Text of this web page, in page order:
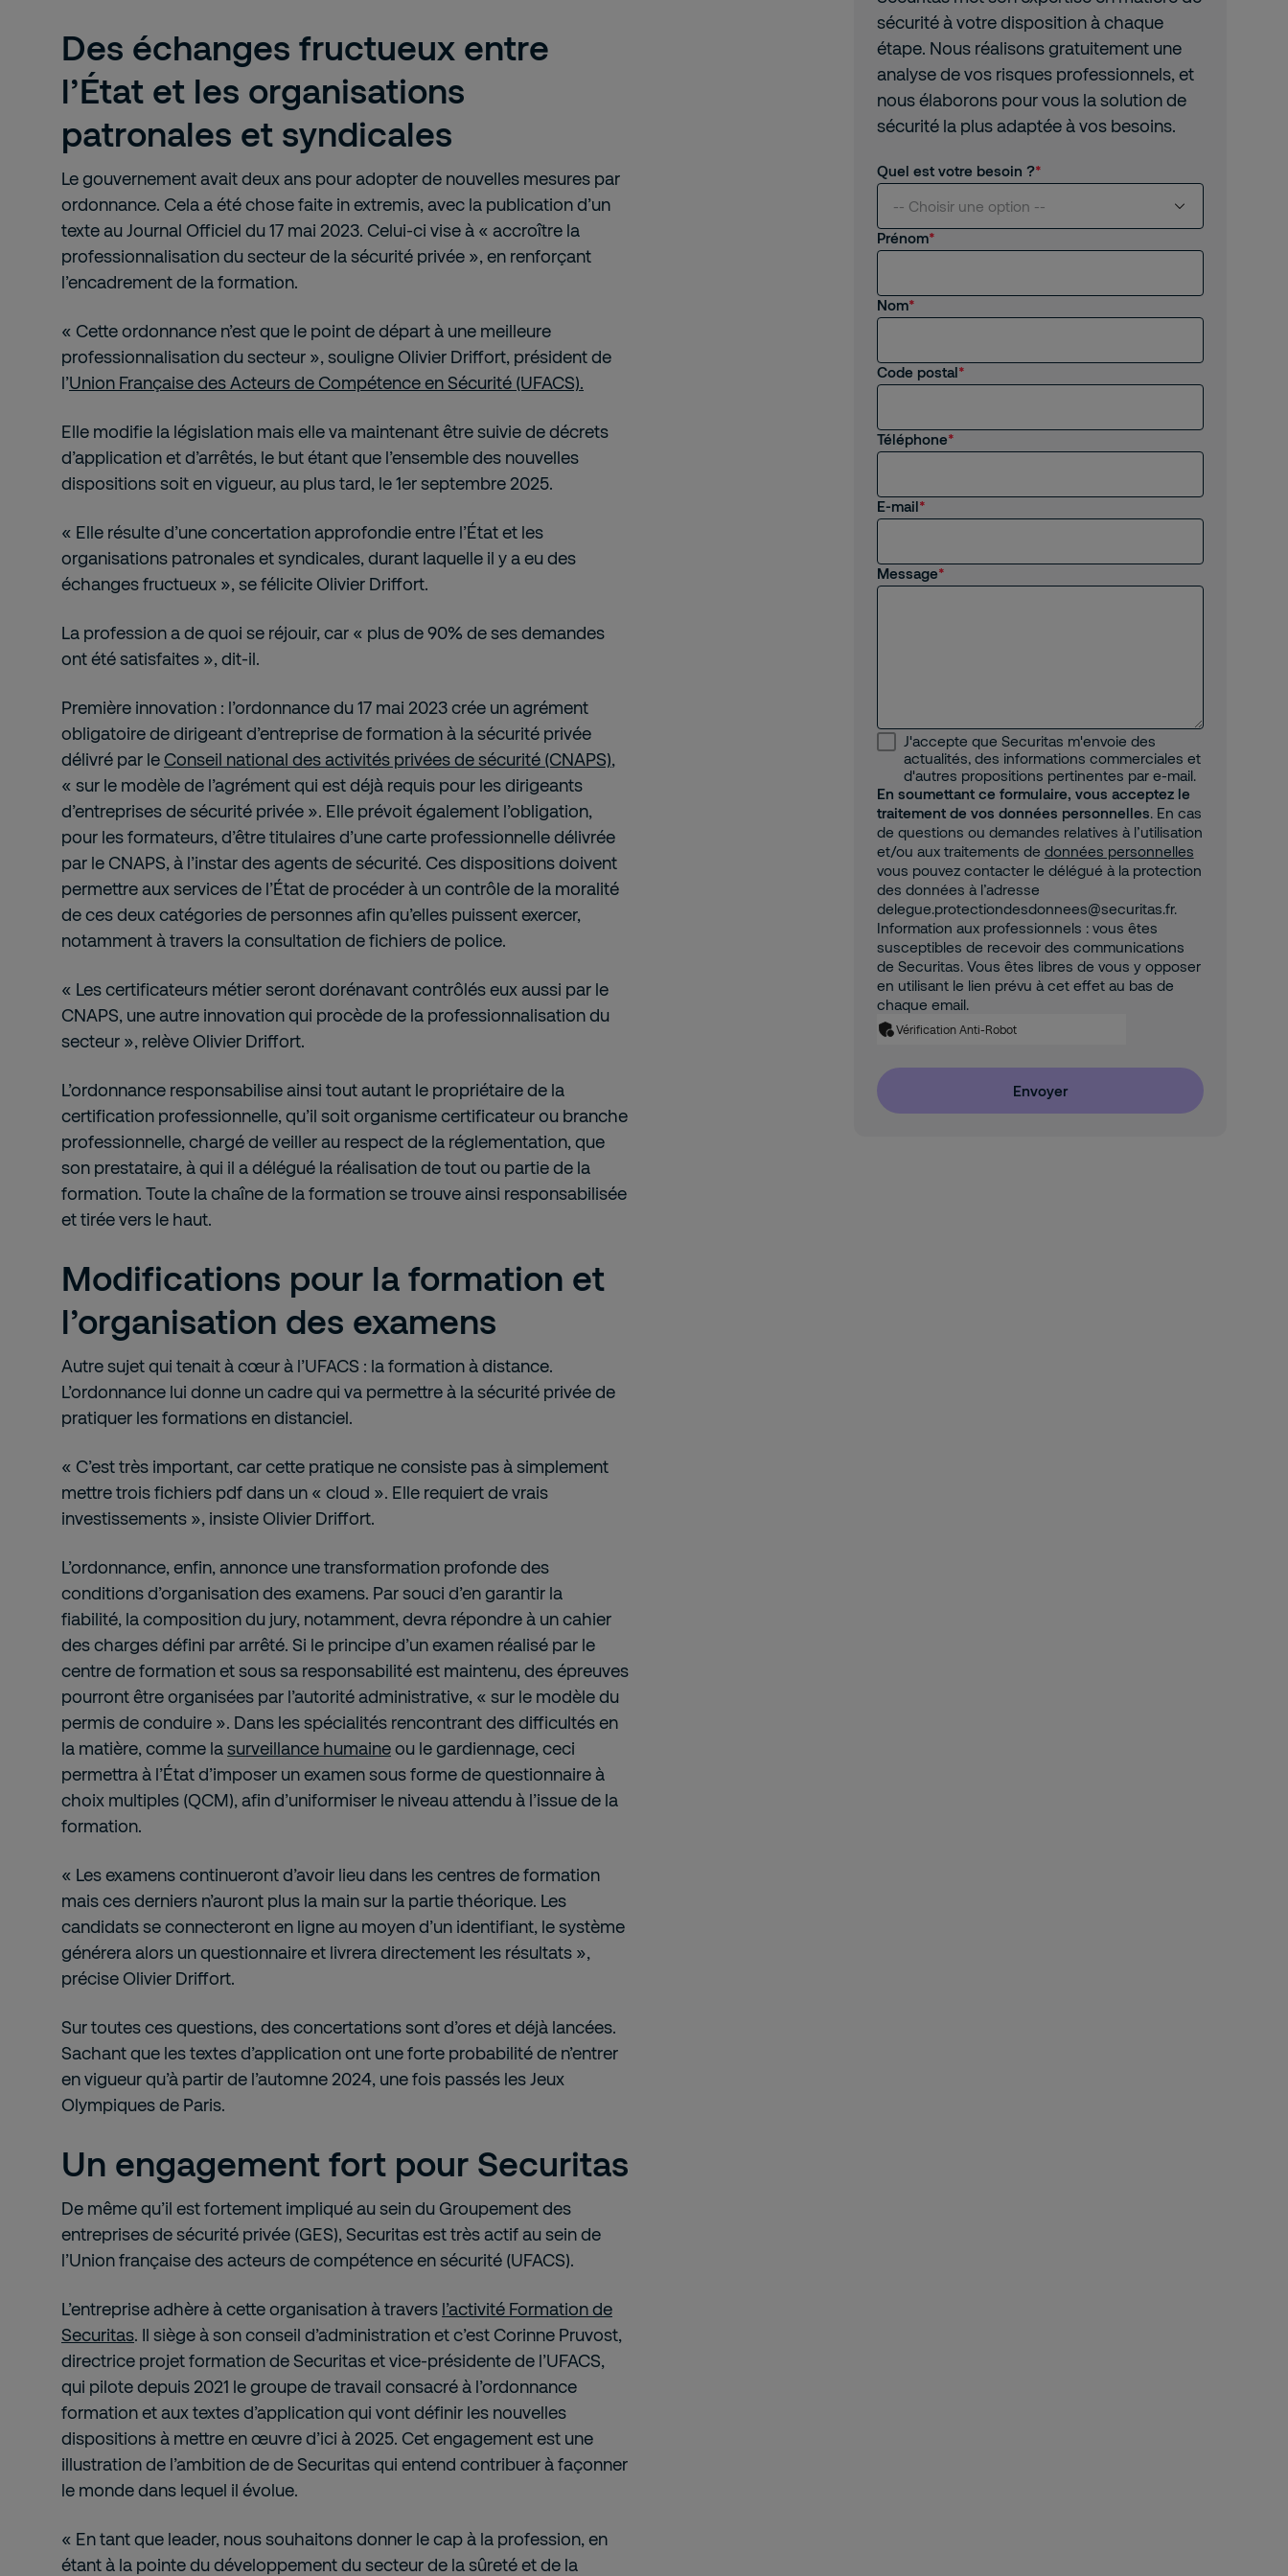
Des échanges fructueux entre
l’État et les organisations
patronales et syndicales
Le gouvernement avait deux ans pour adopter de nouvelles mesures par
ordonnance. Cela a été chose faite in extremis, avec la publication d’un
texte au Journal Officiel du 17 mai 2023. Celui-ci vise à « accroître la
professionnalisation du secteur de la sécurité privée », en renforçant
l’encadrement de la formation.
« Cette ordonnance n’est que le point de départ à une meilleure
professionnalisation du secteur », souligne Olivier Driffort, président de
l’Union Française des Acteurs de Compétence en Sécurité (UFACS).
Elle modifie la législation mais elle va maintenant être suivie de décrets
d’application et d’arrêtés, le but étant que l’ensemble des nouvelles
dispositions soit en vigueur, au plus tard, le 1er septembre 2025.
« Elle résulte d’une concertation approfondie entre l’État et les
organisations patronales et syndicales, durant laquelle il y a eu des
échanges fructueux », se félicite Olivier Driffort.
La profession a de quoi se réjouir, car « plus de 90% de ses demandes
ont été satisfaites », dit-il.
Première innovation : l’ordonnance du 17 mai 2023 crée un agrément
obligatoire de dirigeant d’entreprise de formation à la sécurité privée
délivré par le Conseil national des activités privées de sécurité (CNAPS),
« sur le modèle de l’agrément qui est déjà requis pour les dirigeants
d’entreprises de sécurité privée ». Elle prévoit également l’obligation,
pour les formateurs, d’être titulaires d’une carte professionnelle délivrée
par le CNAPS, à l’instar des agents de sécurité. Ces dispositions doivent
permettre aux services de l’État de procéder à un contrôle de la moralité
de ces deux catégories de personnes afin qu’elles puissent exercer,
notamment à travers la consultation de fichiers de police.
« Les certificateurs métier seront dorénavant contrôlés eux aussi par le
CNAPS, une autre innovation qui procède de la professionnalisation du
secteur », relève Olivier Driffort.
L’ordonnance responsabilise ainsi tout autant le propriétaire de la
certification professionnelle, qu’il soit organisme certificateur ou branche
professionnelle, chargé de veiller au respect de la réglementation, que
son prestataire, à qui il a délégué la réalisation de tout ou partie de la
formation. Toute la chaîne de la formation se trouve ainsi responsabilisée
et tirée vers le haut.
Modifications pour la formation et
l’organisation des examens
Autre sujet qui tenait à cœur à l’UFACS : la formation à distance.
L’ordonnance lui donne un cadre qui va permettre à la sécurité privée de
pratiquer les formations en distanciel.
« C’est très important, car cette pratique ne consiste pas à simplement
mettre trois fichiers pdf dans un « cloud ». Elle requiert de vrais
investissements », insiste Olivier Driffort.
L’ordonnance, enfin, annonce une transformation profonde des
conditions d’organisation des examens. Par souci d’en garantir la
fiabilité, la composition du jury, notamment, devra répondre à un cahier
des charges défini par arrêté. Si le principe d’un examen réalisé par le
centre de formation et sous sa responsabilité est maintenu, des épreuves
pourront être organisées par l’autorité administrative, « sur le modèle du
permis de conduire ». Dans les spécialités rencontrant des difficultés en
la matière, comme lasurveillance humaineou le gardiennage, ceci
permettra à l’État d’imposer un examen sous forme de questionnaire à
choix multiples (QCM), afin d’uniformiser le niveau attendu à l’issue de la
formation.
« Les examens continueront d’avoir lieu dans les centres de formation
mais ces derniers n’auront plus la main sur la partie théorique. Les
candidats se connecteront en ligne au moyen d’un identifiant, le système
générera alors un questionnaire et livrera directement les résultats »,
précise Olivier Driffort.
Sur toutes ces questions, des concertations sont d’ores et déjà lancées.
Sachant que les textes d’application ont une forte probabilité de n’entrer
en vigueur qu’à partir de l’automne 2024, une fois passés les Jeux
Olympiques de Paris.
Un engagement fort pour Securitas
De même qu’il est fortement impliqué au sein du Groupement des
entreprises de sécurité privée (GES), Securitas est très actif au sein de
l’Union française des acteurs de compétence en sécurité (UFACS).
L’entreprise adhère à cette organisation à travers l’activité Formation de
Securitas. Il siège à son conseil d’administration et c’est Corinne Pruvost,
directrice projet formation de Securitas et vice-présidente de l’UFACS,
qui pilote depuis 2021 le groupe de travail consacré à l’ordonnance
formation et aux textes d’application qui vont définir les nouvelles
dispositions à mettre en œuvre d’ici à 2025. Cet engagement est une
illustration de l’ambition de de Securitas qui entend contribuer à façonner
le monde dans lequel il évolue.
« En tant que leader, nous souhaitons donner le cap à la profession, en
étant à la pointe du développement du secteur de la sûreté et de la
sécurité à votre disposition à chaque
étape. Nous réalisons gratuitement une
analyse de vos risques professionnels, et
nous élaborons pour vous la solution de
sécurité la plus adaptée à vos besoins.
Quel est votre besoin ?
-- Choisir une option --
Je suis client(e) de Securitas
Prénom
Nom
Code postal
Téléphone
E-mail
Message
J'accepte que Securitas m'envoie des
actualités, des informations commerciales et
d'autres propositions pertinentes par e-mail.
En soumettant ce formulaire, vous acceptez le
traitement de vos données personnelles. En cas
de questions ou demandes relatives à l’utilisation
et/ou aux traitements de données personnelles
vous pouvez contacter le délégué à la protection
des données à l’adresse
delegue.protectiondesdonnees@securitas.fr.
Information aux professionnels : vous êtes
susceptibles de recevoir des communications
de Securitas. Vous êtes libres de vous y opposer
en utilisant le lien prévu à cet effet au bas de
chaque email.
Vérification Anti-Robot
Envoyer